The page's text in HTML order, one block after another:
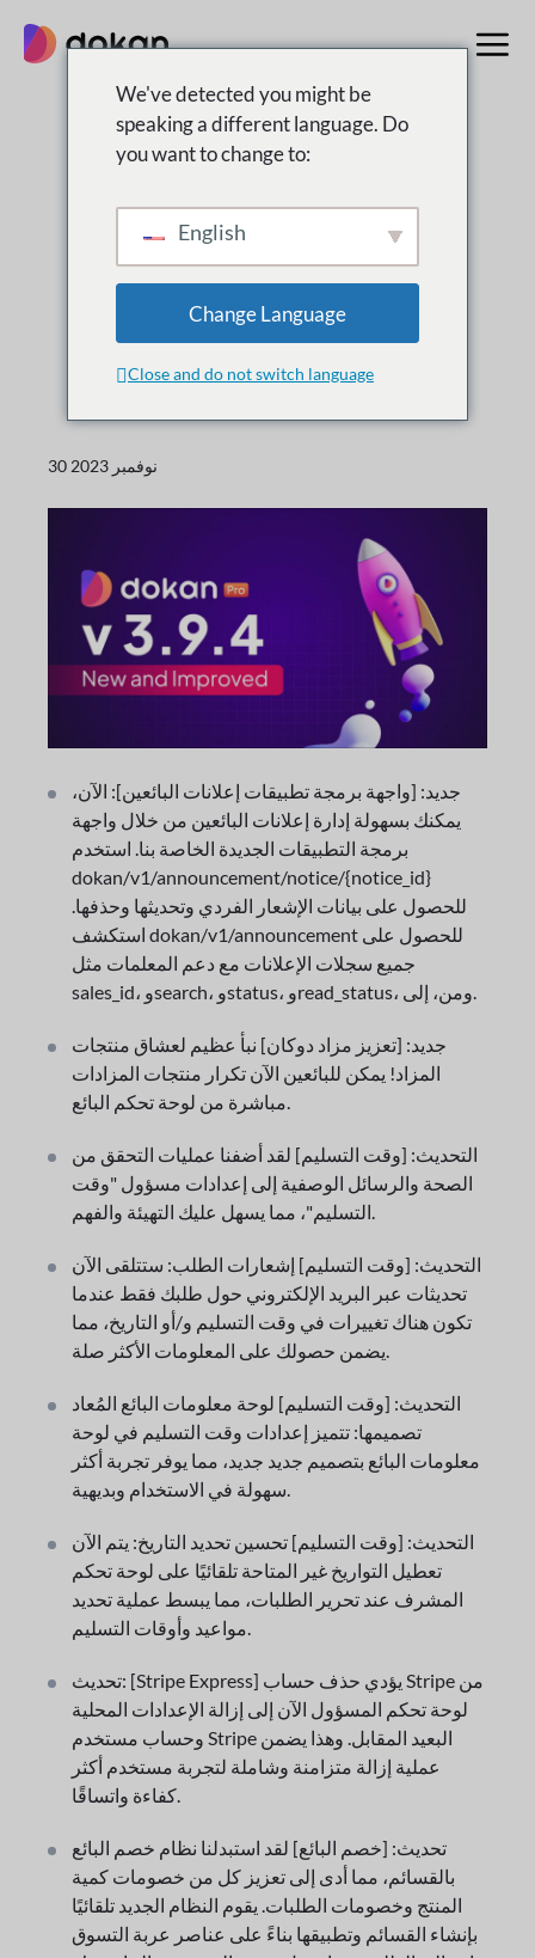
إلى
المحتوى
جديد
الإصدارات الجديدة والتحسينات والتحديثات لدوكان
30 نوفمبر 2023
جديد: [واجهة برمجة تطبيقات إعلانات البائعين]: الآن،
يمكنك بسهولة إدارة إعلانات البائعين من خلال واجهة
برمجة التطبيقات الجديدة الخاصة بنا. استخدم
dokan/v1/announcement/notice/{notice_id}
للحصول على بيانات الإشعار الفردي وتحديثها وحذفها.
استكشف dokan/v1/announcement للحصول على
جميع سجلات الإعلانات مع دعم المعلمات مثل
sales_id، وsearch، وstatus، وread_status، ومن، إلى.
جديد: [تعزيز مزاد دوكان] نبأ عظيم لعشاق منتجات
المزاد! يمكن للبائعين الآن تكرار منتجات المزادات
مباشرة من لوحة تحكم البائع.
التحديث: [وقت التسليم] لقد أضفنا عمليات التحقق من
الصحة والرسائل الوصفية إلى إعدادات مسؤول "وقت
التسليم"، مما يسهل عليك التهيئة والفهم.
التحديث: [وقت التسليم] إشعارات الطلب: ستتلقى الآن
تحديثات عبر البريد الإلكتروني حول طلبك فقط عندما
تكون هناك تغييرات في وقت التسليم و/أو التاريخ، مما
يضمن حصولك على المعلومات الأكثر صلة.
التحديث: [وقت التسليم] لوحة معلومات البائع المُعاد
تصميمها: تتميز إعدادات وقت التسليم في لوحة
معلومات البائع بتصميم جديد جديد، مما يوفر تجربة أكثر
سهولة في الاستخدام وبديهية.
التحديث: [وقت التسليم] تحسين تحديد التاريخ: يتم الآن
تعطيل التواريخ غير المتاحة تلقائيًا على لوحة تحكم
المشرف عند تحرير الطلبات، مما يبسط عملية تحديد
مواعيد وأوقات التسليم.
تحديث: [Stripe Express] يؤدي حذف حساب Stripe من
لوحة تحكم المسؤول الآن إلى إزالة الإعدادات المحلية
وحساب مستخدم Stripe البعيد المقابل. وهذا يضمن
عملية إزالة متزامنة وشاملة لتجربة مستخدم أكثر
كفاءة واتساقًا.
تحديث: [خصم البائع] لقد استبدلنا نظام خصم البائع
بالقسائم، مما أدى إلى تعزيز كل من خصومات كمية
المنتج وخصومات الطلبات. يقوم النظام الجديد تلقائيًا
بإنشاء القسائم وتطبيقها بناءً على عناصر عربة التسوق
We've detected you might be
speaking a different language. Do
you want to change to:
English
Change Language
Close and do not switch language